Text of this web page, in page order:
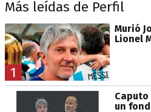
Más leídas de Perfil
1
Murió
Lionel
un